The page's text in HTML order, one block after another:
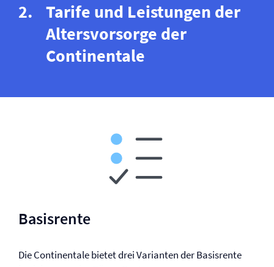
Tarife und Leistungen der
Altersvorsorge der
Continentale
Basisrente
Die Continentale bietet drei Varianten der Basisrente